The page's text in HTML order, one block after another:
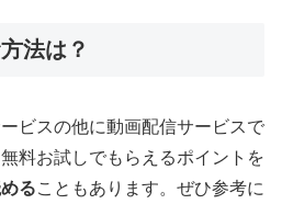
法は？
ビスの他に動画配信サービスで
料お試しでもらえるポイントを
ることもあります。ぜひ参考に